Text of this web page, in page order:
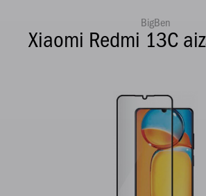
BigBen
Xiaomi Redmi 13C